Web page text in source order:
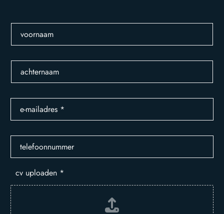
voornaam
achternaam
e-mailadres *
telefoonnummer
cv uploaden *